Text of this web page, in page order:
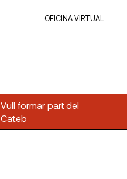
OFICINA VIRTUAL
Vull formar part del
Cateb